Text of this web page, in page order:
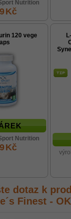
Nutrition
Kč
120 vege
Nutrition
Kč
dotaz k
Finest -